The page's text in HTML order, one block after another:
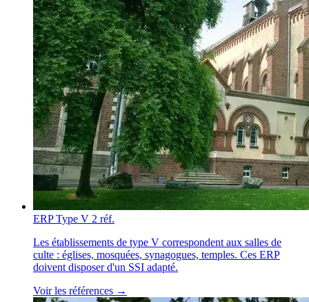
ERP Type V 2 réf.
Les établissements de type V correspondent aux salles de
culte : églises, mosquées, synagogues, temples. Ces ERP
doivent disposer d'un SSI adapté.
Voir les références →